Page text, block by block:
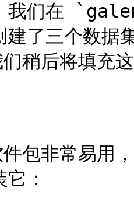
我们在
建了三个
稍后将填充
包非常易用
：